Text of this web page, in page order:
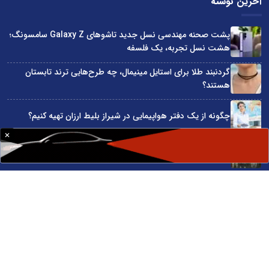
پشت صحنه مهندسی نسل جدید تاشوهای Galaxy Z سامسونگ؛
هشت نسل تجربه، یک فلسفه
گردنبند طلا برای استایل مینیمال، چه طرح‌هایی ترند تابستان
هستند؟
چگونه از یک دفتر هواپیمایی در شیراز بلیط ارزان تهیه کنیم؟
پایه‌گذاری کنسرسیوم صادرات محصولات چرمی